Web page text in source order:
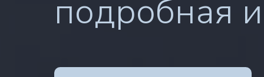
подробная